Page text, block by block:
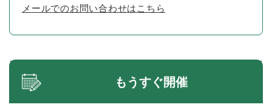
メールでのお問い合わせはこちら
もうすぐ開催